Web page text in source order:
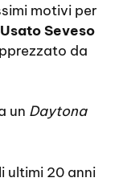
motivi per
Seveso
da
un Daytona
ultimi 20 anni